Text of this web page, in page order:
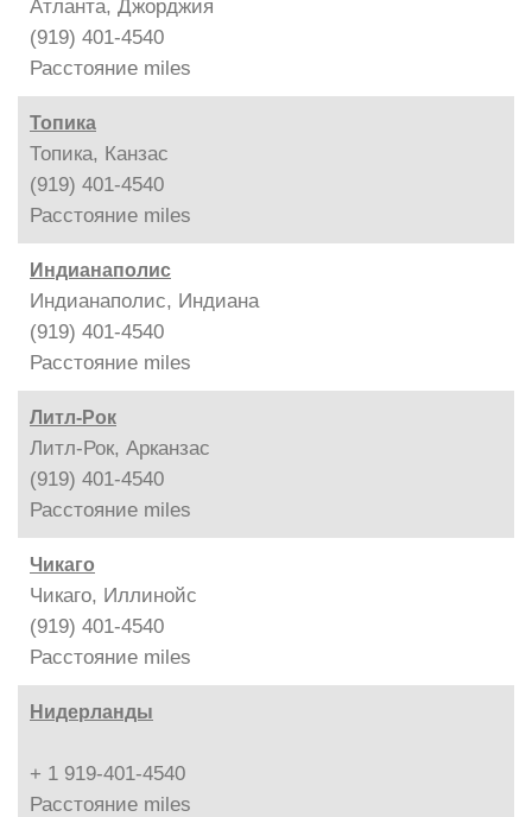
Атланта, Джорджия
(919) 401-4540
Расстояние miles
Топика
Топика, Канзас
(919) 401-4540
Расстояние miles
Индианаполис
Индианаполис, Индиана
(919) 401-4540
Расстояние miles
Литл-Рок
Литл-Рок, Арканзас
(919) 401-4540
Расстояние miles
Чикаго
Чикаго, Иллинойс
(919) 401-4540
Расстояние miles
Нидерланды
+ 1 919-401-4540
Расстояние miles